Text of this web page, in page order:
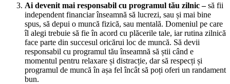
Ai devenit mai responsabil cu programul tău zilnic –să fii
independent financiar înseamnă să lucrezi, sau și mai bine
spus, să depui o muncă fizică, sau mentală. Domeniul pe care
îl alegi trebuie să fie în acord cu plăcerile tale, iar rutina zilnică
face parte din succesul oricărui loc de muncă. Să devii
responsabil cu programul tău înseamnă să știi când e
momentul pentru relaxare și distracție, dar să respecți și
programul de muncă în așa fel încât să poți oferi un randament
bun.